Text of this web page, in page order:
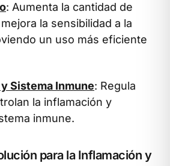
: Aumenta la cantidad de
la sensibilidad a la
un uso más eficiente
Sistema Inmune: Regula
la inflamación y
inmune.
para la Inflamación y